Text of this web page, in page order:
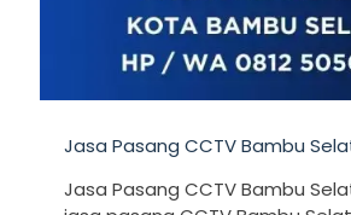
Jasa Pasang CCTV Bambu
Jasa Pasang CCTV Bambu